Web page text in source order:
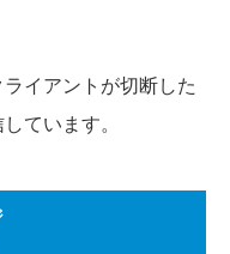
イアントが切断した
ています。